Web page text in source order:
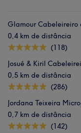
Glamour Cabeleireiro
0,4 km de distância
(118)
Josué & Kiril
0,5 km de distância
(286)
Jordana Teixeira
0,7 km de distância
(142)